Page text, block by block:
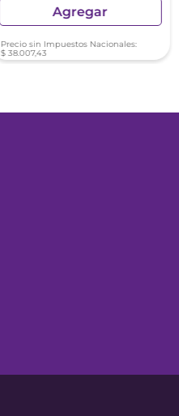
Agregar
Precio sin Impuestos Nacionales:
$ 38.007,43